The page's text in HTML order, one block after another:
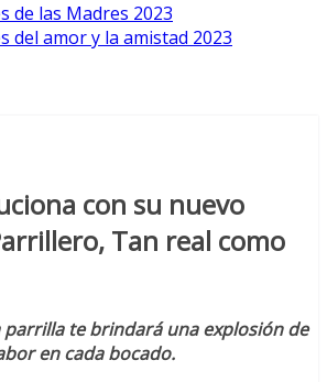
de las Madres 2023
del amor y la amistad 2023
con su nuevo
Tan real como
parrilla te brindará una explosión de
en cada bocado.